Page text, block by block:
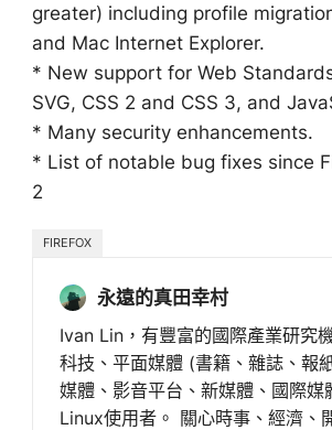
greater) including profile
and Mac Internet Explorer.
* New support for Web
SVG, CSS 2 and CSS 3, and
* Many security enhancements.
* List of notable bug fixes since
2
FIREFOX
永遠的真田幸村
Ivan Lin，有豐富的國際產業研究
科技、平面媒體 (書籍、雜誌、報
媒體、影音平台、新媒體、國際媒
Linux使用者。 關心時事、經濟、